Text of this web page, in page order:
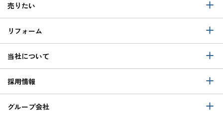
売りたい
リフォーム
当社について
採用情報
グループ会社